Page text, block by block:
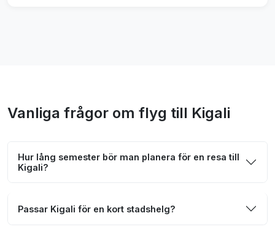
Vanliga frågor om flyg till Kigali
Hur lång semester bör man planera för en resa till
Kigali?
Passar Kigali för en kort stadshelg?